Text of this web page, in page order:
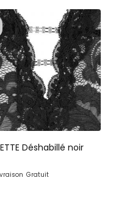
Déshabillé noir
Gratuit